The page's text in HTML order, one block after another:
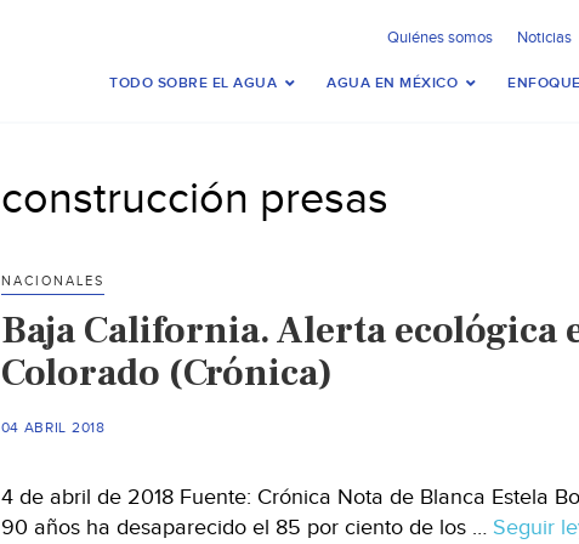
Quiénes somos Noticias
TODO SOBRE EL AGUA AGUA EN MÉXICO
construcción presas
NACIONALES
Baja California. Alerta ecológica
Colorado (Crónica)
04 ABRIL 2018
4 de abril de 2018 Fuente: Crónica Nota de Blanca Estela
90 años ha desaparecido el 85 por ciento de los … Seguir